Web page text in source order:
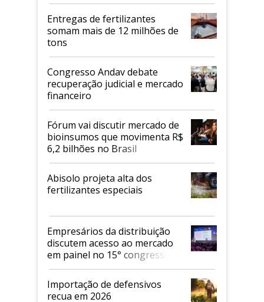
Entregas de fertilizantes
somam mais de 12 milhões de
tons
Congresso Andav debate
recuperação judicial e mercado
financeiro
Fórum vai discutir mercado de
bioinsumos que movimenta R$
6,2 bilhões no Brasil
Abisolo projeta alta dos
fertilizantes especiais
Empresários da distribuição
discutem acesso ao mercado
em painel no 15° congresso
Andav
Importação de defensivos
recua em 2026